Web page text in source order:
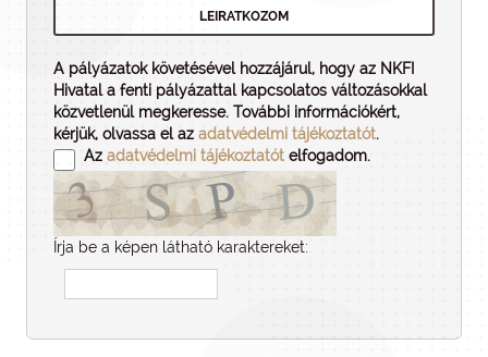
A pályázatok követésével hozzájárul, hogy az NKFI
Hivatal a fenti pályázattal kapcsolatos változásokkal
közvetlenül megkeresse. További információkért,
kérjük, olvassa el az adatvédelmi tájékoztatót.
Az adatvédelmi tájékoztatót elfogadom.
Írja be a képen látható karaktereket: